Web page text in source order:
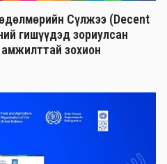
Сүлжээ (Decent
гишүүдэд зориулсан
амжилттай зохион